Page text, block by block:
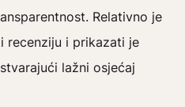
Relativno je
recenziju i prikazati je
lažni osjećaj